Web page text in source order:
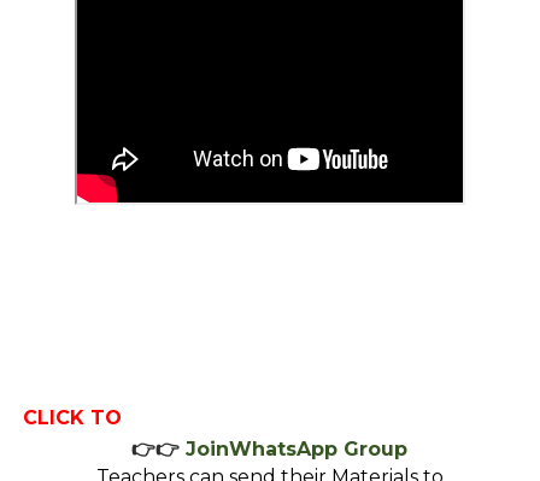
CLICK TO
👉👉 JoinWhatsApp Group